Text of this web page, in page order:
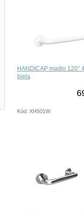
HANDICAP madlo 120°
biela
Kód: XH501W